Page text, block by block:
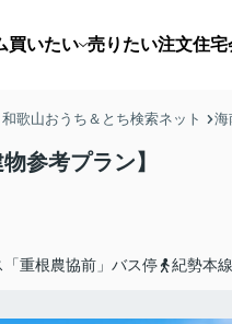
買いたい
土地
収益・事業用
売りたい注文住宅
歌山おうち＆とち検索ネット 海
考プラン】
「重根農協前」バス停 紀勢本